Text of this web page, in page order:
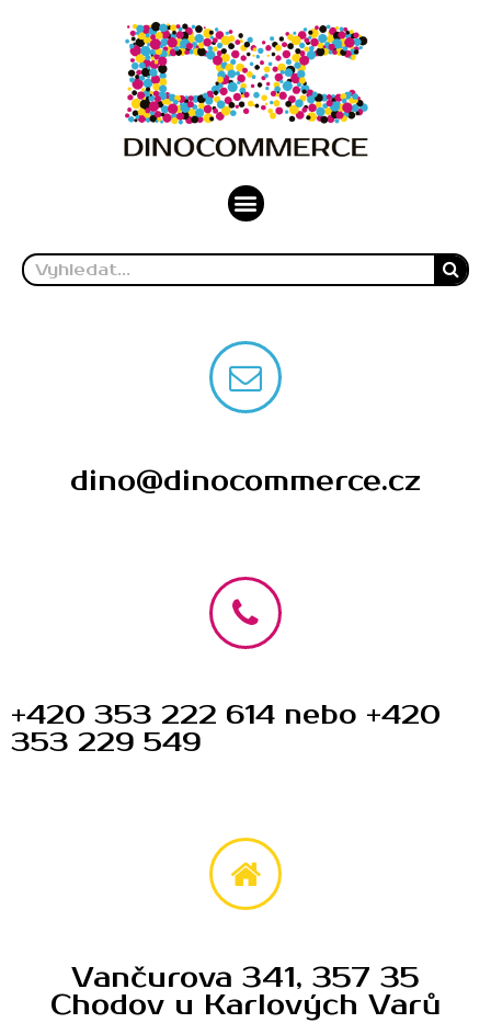
dino@dinocommerce.cz
+420 353 222 614 nebo +420
353 229 549
Vančurova 341, 357 35
Chodov u Karlových Varů